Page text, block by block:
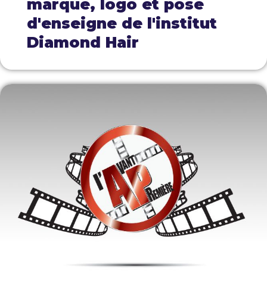
marque, logo et pose
d'enseigne de l'institut
Diamond Hair